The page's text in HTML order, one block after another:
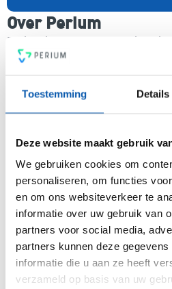
Toestemming Details
Deze website maakt gebruik
We gebruiken cookies om
personaliseren, om functies
en om ons websiteverkeer te
informatie over uw gebruik van
partners voor social media,
partners kunnen deze
informatie die u aan ze heeft
verzameld op basis van uw
Over Perium
Perium is het meest
platform voor compleet
PDCA-cyclus, een 4-ogen
Voldoe vanaf nu aan de voor jou
energiemanagement, ARBO en
weerbaarheid van je organisatie
betaalbaar met hét Perium